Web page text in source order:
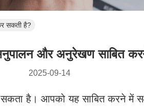
सकती है?
अनुपालन और अनुरेखण साबित
2025-09-14
है। आपको यह साबित करने में